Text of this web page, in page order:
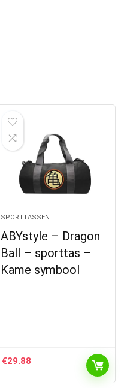
SPORTTASSEN
ABYstyle – Dragon
Ball – sporttas –
Kame symbool
€29.88